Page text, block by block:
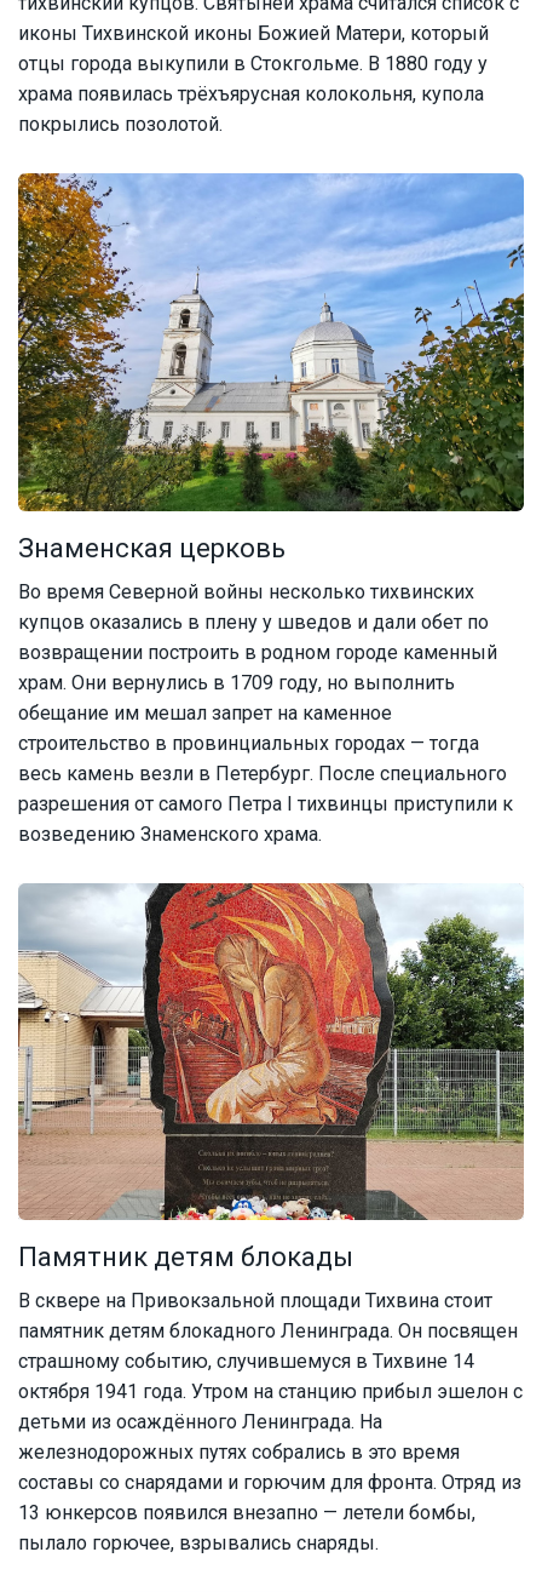
иконы Тихвинской иконы Божией Матери, который
отцы города выкупили в Стокгольме. В 1880 году у
храма появилась трёхъярусная колокольня, купола
покрылись позолотой.
Знаменская церковь
Во время Северной войны несколько тихвинских
купцов оказались в плену у шведов и дали обет по
возвращении построить в родном городе каменный
храм. Они вернулись в 1709 году, но выполнить
обещание им мешал запрет на каменное
строительство в провинциальных городах — тогда
весь камень везли в Петербург. После специального
разрешения от самого Петра I тихвинцы приступили к
возведению Знаменского храма.
Памятник детям блокады
В сквере на Привокзальной площади Тихвина стоит
памятник детям блокадного Ленинграда. Он посвящен
страшному событию, случившемуся в Тихвине 14
октября 1941 года. Утром на станцию прибыл эшелон с
детьми из осаждённого Ленинграда. На
железнодорожных путях собрались в это время
составы со снарядами и горючим для фронта. Отряд из
13 юнкерсов появился внезапно — летели бомбы,
пылало горючее, взрывались снаряды.